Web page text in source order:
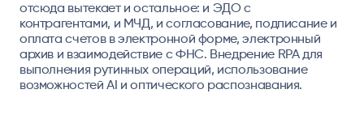
отсюда вытекает и остальное: и ЭДО с
контрагентами, и МЧД, и согласование, подписание и
оплата счетов в электронной форме, электронный
архив и взаимодействие с ФНС. Внедрение RPA для
выполнения рутинных операций, использование
возможностей AI и оптического распознавания.